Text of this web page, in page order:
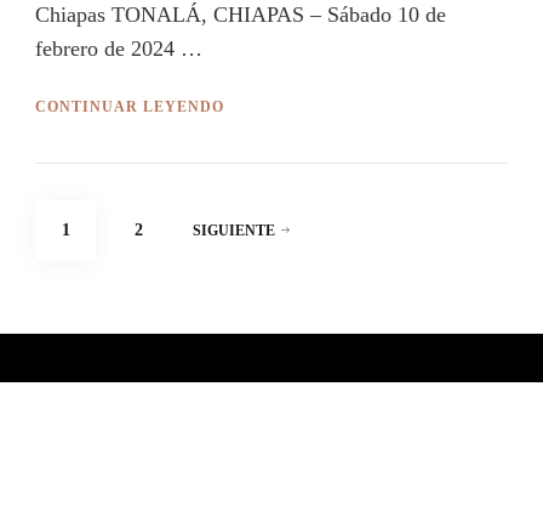
Chiapas TONALÁ, CHIAPAS – Sábado 10 de
febrero de 2024 …
CONTINUAR LEYENDO
Paginación
PÁGINA
1 PÁGINA
2 SIGUIENTE